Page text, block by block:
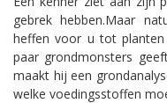
gebrek hebben.Maar
heffen voor u tot
paar grondmonsters
maakt hij een
welke voedingsstoffen